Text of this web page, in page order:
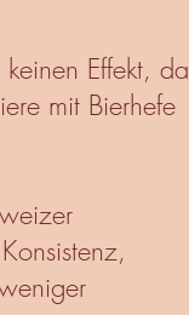
Effekt, da
mit Bierhefe